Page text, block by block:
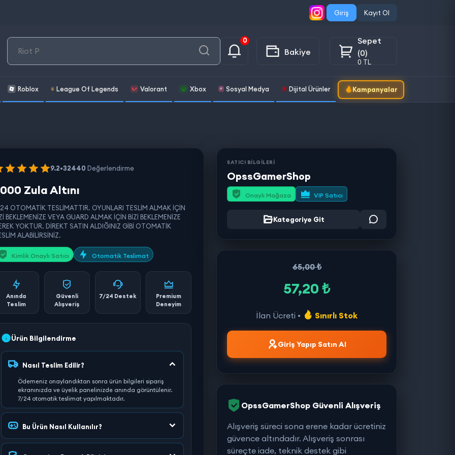
Giriş Kayıt Ol
0
Bakiye
Sepet
(0)
0 TL
Roblox League Of Legends Valorant Xbox Sosyal Medya Dijital Ürünler Kampanyalar
9.2•32440 Değerlendirme
Zula Altını
OTOMATİK TESLİMATTIR. OYUNLARI TESLİM ALMAK İÇİN
BEKLEMENİZE VEYA GUARD ALMAK İÇİN BİZİ BEKLEMENİZE
YOKTUR. DİREKT SATIN ALDIĞINIZ GİBİ OTOMATİK
ALABİLİRSİNİZ.
Kimlik Onaylı Satıcı Otomatik Teslimat
Anında
Teslim
Güvenli
Alışveriş
7/24 Destek
Premium
Deneyim
Ürün Bilgilendirme
Nasıl Teslim Edilir?
Ödemeniz onaylandıktan sonra ürün bilgileri sipariş
ekranınızda ve üyelik panelinizde anında görüntülenir.
7/24 otomatik teslimat yapılmaktadır.
Bu Ürün Nasıl Kullanılır?
SATICI BİLGİLERİ
OpssGamerShop
Onaylı Mağaza VIP Satıcı
Kategoriye Git
65,00 ₺
57,20 ₺
İlan Ücreti • Sınırlı Stok
Giriş Yapıp Satın Al
OpssGamerShop Güvenli Alışveriş
Alışveriş süreci sona erene kadar ücretiniz
güvence altındadır. Alışveriş sonrası
süreçte iade, teknik destek gibi